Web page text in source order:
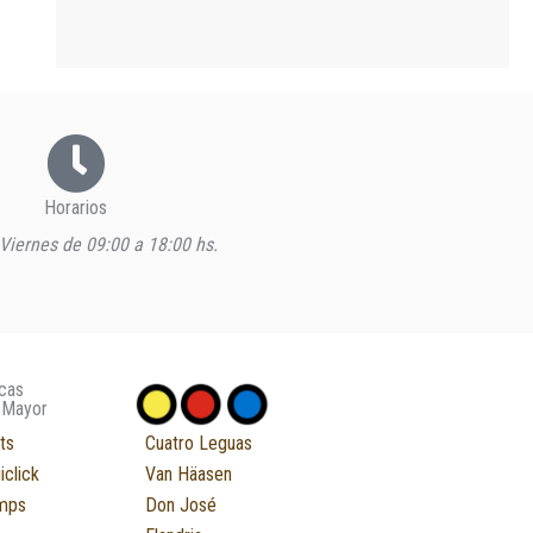
Horarios
de 09:00 a 18:00 hs.
Cuatro Leguas
Van Häasen
Don José